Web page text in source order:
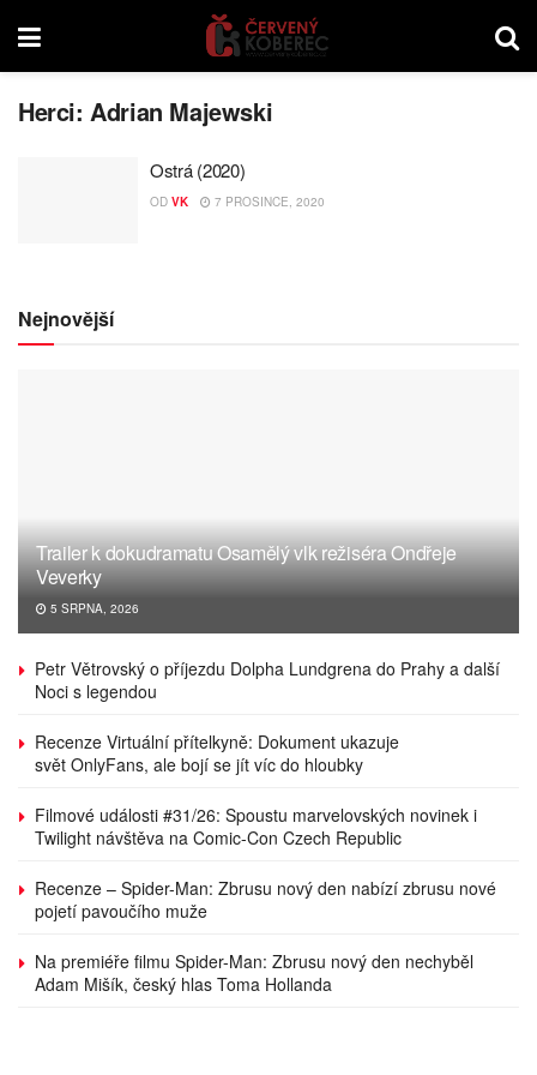
Herci:Adrian Majewski
Ostrá (2020)
OD VK 7 PROSINCE, 2020
Nejnovější
Trailer k dokudramatu Osamělý vlk režiséra Ondřeje
Veverky
5 SRPNA, 2026
Petr Větrovský o příjezdu Dolpha Lundgrena do Prahy a další
Noci s legendou
Recenze Virtuální přítelkyně: Dokument ukazuje
svět OnlyFans, ale bojí se jít víc do hloubky
Filmové události #31/26: Spoustu marvelovských novinek i
Twilight návštěva na Comic-Con Czech Republic
Recenze – Spider-Man: Zbrusu nový den nabízí zbrusu nové
pojetí pavoučího muže
Na premiéře filmu Spider-Man: Zbrusu nový den nechyběl
Adam Mišík, český hlas Toma Hollanda